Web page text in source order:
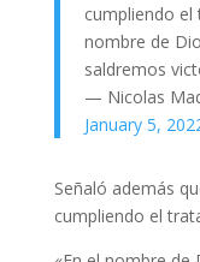
cumpliendo el
nombre de
saldremos
— Nicolas
January 5,
Señaló además
cumpliendo el